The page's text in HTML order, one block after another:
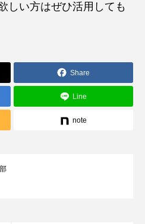
しい方はぜひ活用しても
Share
Line
note